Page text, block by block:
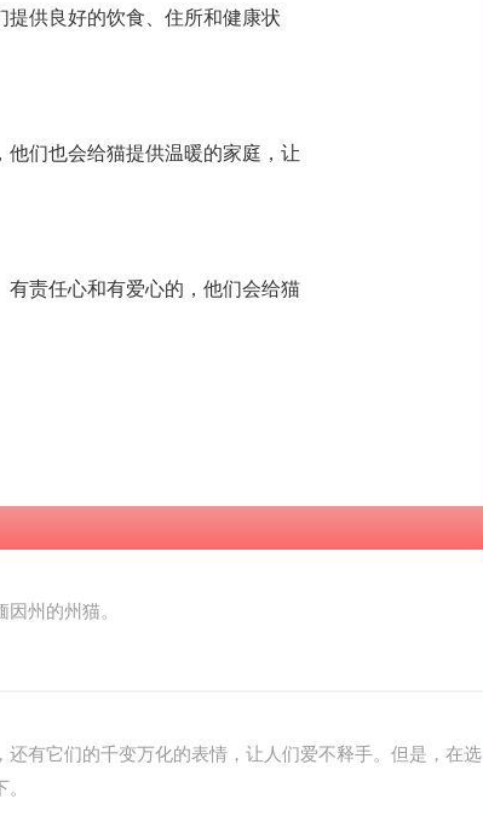
供良好的饮食、住所和健康状
们也会给猫提供温暖的家庭，让
责任心和有爱心的，他们会给猫
州的州猫。
有它们的千变万化的表情，让人们爱不释手。但是，在选